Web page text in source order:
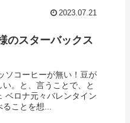
2023.07.21
のスターバックス
ソコーヒーが無い！豆が
。と、言うことで、と
ベロナ元々バレンタイン
ることを想...